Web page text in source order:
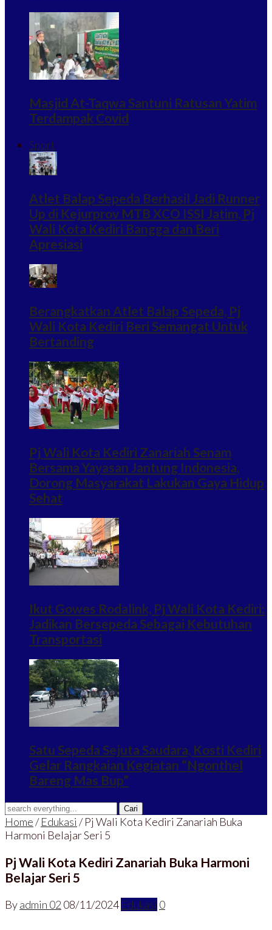
Masjid At-Taqwa Santuni Ratusan Yatim
Terdampak Covid
Sport
Atlet Balap Sepeda Berhasil Jadi Runner
Up di Kejurprov MTB XCO ISSI Jatim, Pj
Wali Kota Kediri Bangga dan Beri
Apresiasi
Berangkatkan Atlet Balap Sepeda, Pj
Wali Kota Kediri Beri Semangat Untuk
Bertanding
Pj Wali Kota Kediri Zanariah Senam
Bersama Yayasan Jantung Indonesia,
Dorong Masyarakat Lakukan Gaya Hidup
Sehat
Ikut Gowes Rodalink, Pj Wali Kota Kediri:
Jadikan Bersepeda Sebagai Kebutuhan
Transportasi
Satu Sepeda Sejuta Saudara, Kosti Kediri
Gelar Rangkaian Kegiatan “Ngonthel
Bareng Mas Bup”
Home/Edukasi /Pj Wali Kota Kediri Zanariah Buka
Harmoni Belajar Seri 5
Pj Wali Kota Kediri Zanariah Buka Harmoni
Belajar Seri 5
Byadmin 02 08/11/2024 Edukasi 0